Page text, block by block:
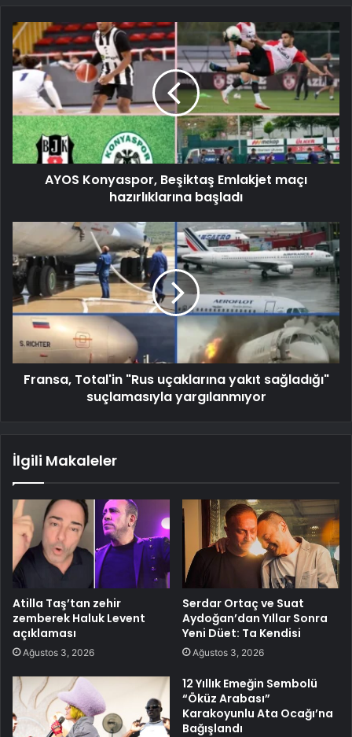
AYOS Konyaspor, Beşiktaş Emlakjet maçı
hazırlıklarına başladı
Fransa, Total'in "Rus uçaklarına yakıt sağladığı"
suçlamasıyla yargılanmıyor
İlgili Makaleler
Atilla Taş’tan zehir
zemberek Haluk Levent
açıklaması
Ağustos 3, 2026
Serdar Ortaç ve Suat
Aydoğan’dan Yıllar Sonra
Yeni Düet: Ta Kendisi
Ağustos 3, 2026
12 Yıllık Emeğin Sembolü
“Öküz Arabası”
Karakoyunlu Ata Ocağı’na
Bağışlandı